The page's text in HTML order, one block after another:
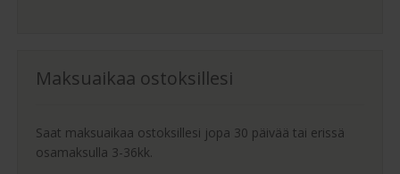
Maksuaikaa ostoksillesi
Saat maksuaikaa ostoksillesi jopa 30 päivää tai erissä
osamaksulla 3-36kk.